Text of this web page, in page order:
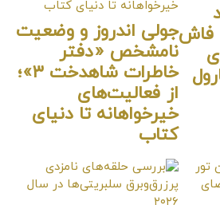
و وضعیت
خاطرات شاهدخت ۳»؛
تا دنیای